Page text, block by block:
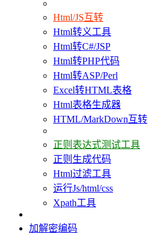
Html/JS互转
Html转义工具
Html转C#/JSP
Html转PHP代码
Html转ASP/Perl
Excel转HTML表格
Html表格生成器
HTML/MarkDown互转
正则表达式测试工具
正则生成代码
Html过滤工具
运行Js/html/css
Xpath工具
加解密编码